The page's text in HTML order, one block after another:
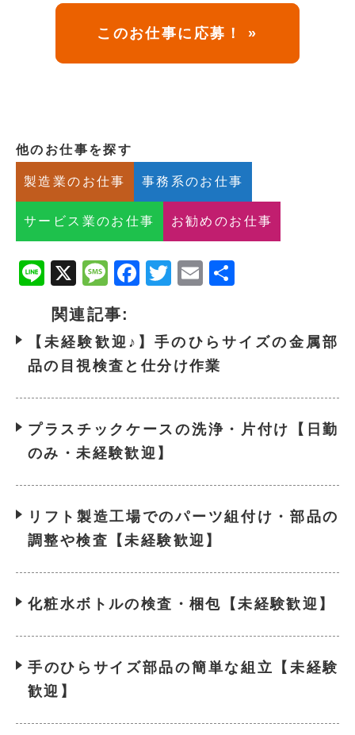
このお仕事に応募！ »
他のお仕事を探す
製造業のお仕事 事務系のお仕事
サービス業のお仕事 お勧めのお仕事
Line
X Message
Facebook
Twitter
Email
関連記事:
【未経験歓迎♪】手のひらサイズの金属部
品の目視検査と仕分け作業
プラスチックケースの洗浄・片付け【日勤
のみ・未経験歓迎】
リフト製造工場でのパーツ組付け・部品の
調整や検査【未経験歓迎】
化粧水ボトルの検査・梱包【未経験歓迎】
手のひらサイズ部品の簡単な組立【未経験
歓迎】